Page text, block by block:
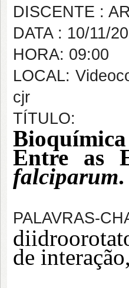
DISCENTE :
DATA : 10/11/
HORA: 09:00
LOCAL:
cjr
TÍTULO:
Entre as
falciparum.
PALAVRAS-
de